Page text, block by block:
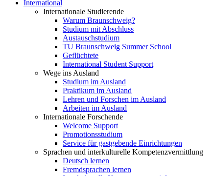
International
Internationale Studierende
Warum Braunschweig?
Studium mit Abschluss
Austauschstudium
TU Braunschweig Summer School
Geflüchtete
International Student Support
Wege ins Ausland
Studium im Ausland
Praktikum im Ausland
Lehren und Forschen im Ausland
Arbeiten im Ausland
Internationale Forschende
Welcome Support
Promotionsstudium
Service für gastgebende Einrichtungen
Sprachen und interkulturelle Kompetenzvermittlung
Deutsch lernen
Fremdsprachen lernen